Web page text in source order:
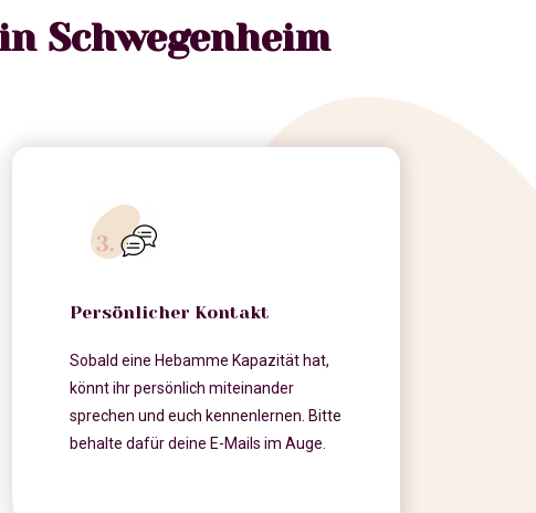
Schwegenheim
Persönlicher Kontakt
Sobald eine Hebamme Kapazität hat,
könnt ihr persönlich miteinander
sprechen und euch kennenlernen. Bitte
behalte dafür deine E-Mails im Auge.